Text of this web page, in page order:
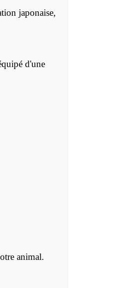
japonaise,
d'une
animal.